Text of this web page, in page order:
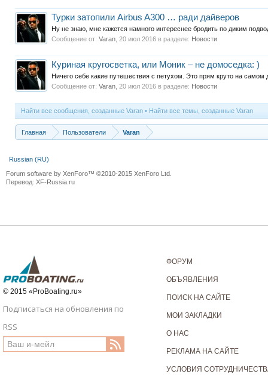
Турки затопили Airbus A300 … ради дайверов
Ну не знаю, мне кажется намного интереснее бродить по диким
Сообщение от: Varan 20 июл 2016 в разделе: Новости
Куриная кругосветка, или Моник – не домоседка: )
Ничего себе какие путешествия с петухом. Это прям круто на
Сообщение от: Varan 20 июл 2016 в разделе: Новости
Найти все сообщения, созданные Varan Найти все темы, созданные Varan
Главная Пользователи Varan
Russian (RU)
Forum software by XenForo™ ©2010-2015 XenForo Ltd.
Перевод: XF-Russia.ru
© 2015 «ProBoating.ru»
Подписаться на обновления по
RSS
ФОРУМ
ОБЪЯВЛЕНИЯ
ПОИСК НА САЙТЕ
МОИ ЗАКЛАДКИ
О НАС
РЕКЛАМА НА САЙТЕ
УСЛОВИЯ